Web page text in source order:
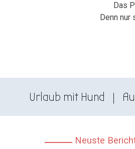
Das
Denn nur
Urlaub mit Hund |
Neuste